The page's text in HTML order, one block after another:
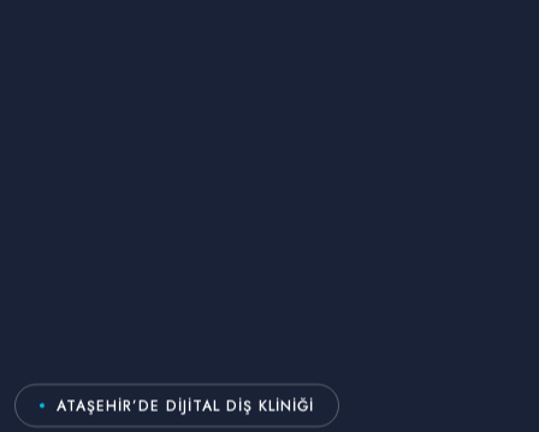
ATAŞEHIR’DE DIJITAL DIŞ KLINIĞI